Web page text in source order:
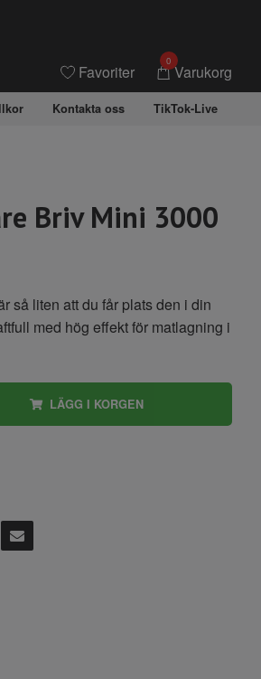
Favoriter
0
Varukorg
Kontakta oss TikTok-Live
Briv Mini 3000
så liten att du får plats den i din
med hög effekt för matlagning i
LÄGG I KORGEN